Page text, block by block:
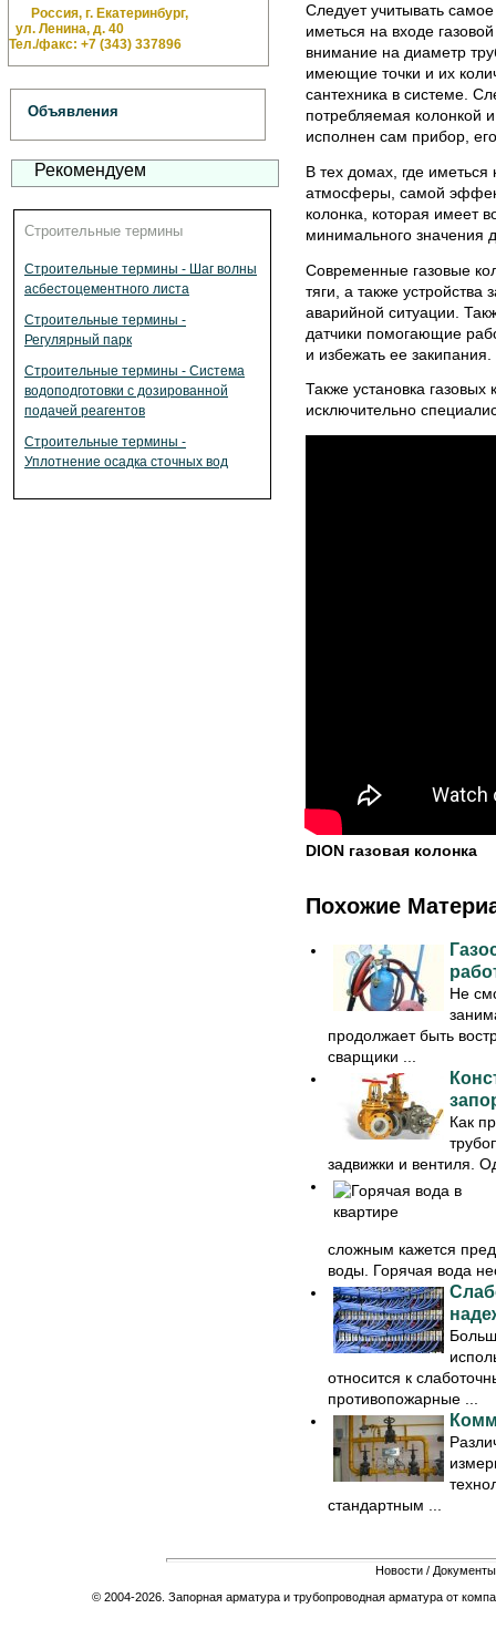
Россия, г. Екатеринбург,
ул. Ленина, д. 40
Тел./факс: +7 (343) 337896
Объявления
Рекомендуем
Строительные термины
Строительные термины - Шаг волны
асбестоцементного листа
Строительные термины -
Регулярный парк
Строительные термины - Система
водоподготовки с дозированной
подачей реагентов
Строительные термины -
Уплотнение осадка сточных вод
Следует учитывать
иметься на входе
внимание на диаметр
имеющие точки и их
сантехника в системе.
потребляемая колонкой
исполнен сам прибор,
В тех домах, где
атмосферы, самой
колонка, которая имеет
минимального значения
Современные газовые
тяги, а также
аварийной ситуации.
датчики помогающие
и избежать ее закипания.
Также установка газовых
исключительно
DION газовая колонка
Похожие
Не
продолжает быть
сварщики ...
Как
задвижки и вентиля.
сложным кажется
воды. Горячая вода
относится к
противопожарные ...
стандартным ...
Новости / Документы
© 2004-2026. Запорная арматура и трубопроводная арматура от